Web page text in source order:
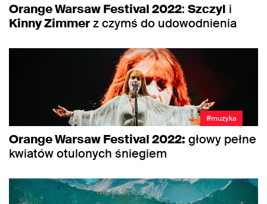
Orange Warsaw Festival 2022: Szczyl i
Kinny Zimmerz czymś do udowodnienia
#muzyka
Orange Warsaw Festival 2022: głowy pełne
kwiatów otulonych śniegiem